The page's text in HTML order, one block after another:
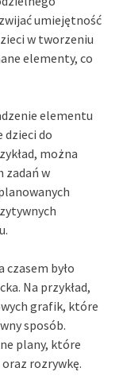
umiejętność
w tworzeniu
elementy, co
elementu
do
można
zadań w
czasem było
Na przykład,
grafik, które
sposób.
plany, które
rozrywkę.